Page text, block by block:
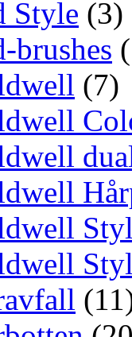
Style (3)
brushes
(7)